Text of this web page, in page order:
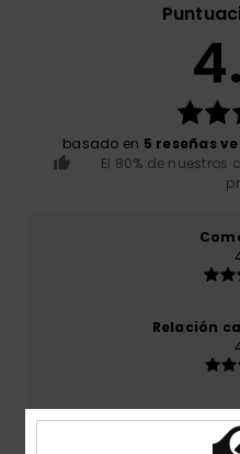
basado en 5 reseñas
El 80% de
Relación
Talla